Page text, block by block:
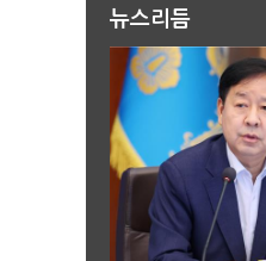
뉴스리듬